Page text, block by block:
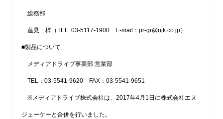
総務部
蓮見 梓（TEL: 03-5117-1900 E-mail：pr-gr@njk.co.jp）
■製品について
メディアドライブ事業部 営業部
TEL：03-5541-9620 FAX：03-5541-9651
※メディアドライブ株式会社は、2017年4月1日に株式会社エヌ
ジェーケーと合併を行いました。